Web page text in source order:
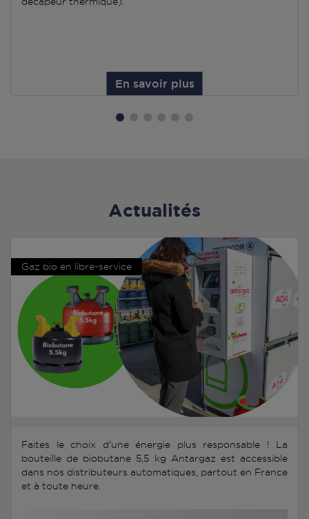
En savoir plus
Actualités
Gaz bio en libre-service
Faites le choix d'une énergie plus responsable ! La
bouteille de biobutane 5,5 kg Antargaz est accessible
dans nos distributeurs automatiques, partout en France
et à toute heure.